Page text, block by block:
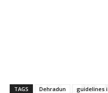
TAGS Dehradun guidelines